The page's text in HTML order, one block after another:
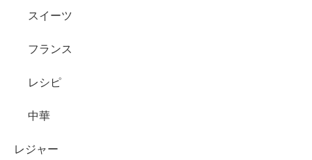
スイーツ
フランス
レシピ
中華
レジャー